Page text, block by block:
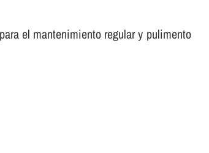
el mantenimiento regular y pulimento